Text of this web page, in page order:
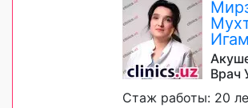
Врач
Стаж работы: 20